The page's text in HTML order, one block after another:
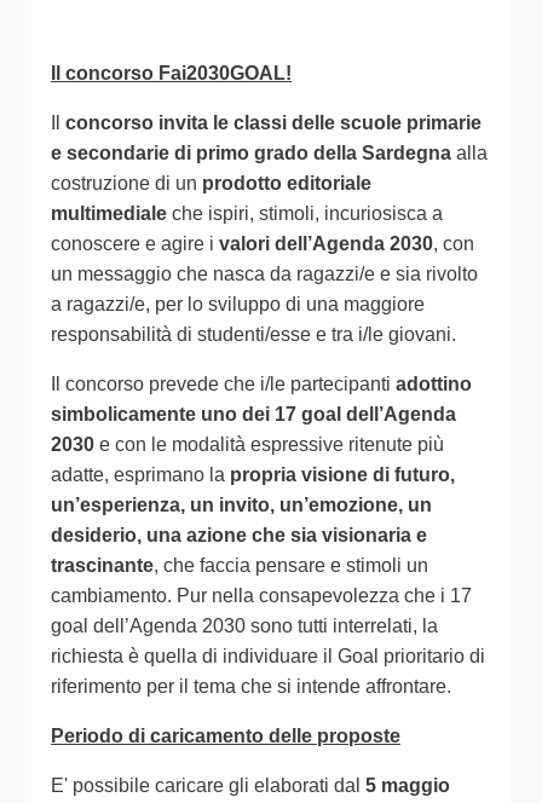
Il concorso Fai2030GOAL!
concorso invita le classi delle scuole primarie
e secondarie di primo grado della Sardegna alla
costruzione di un prodotto editoriale
multimediale che ispiri, stimoli, incuriosisca a
conoscere e agire i valori dell’Agenda 2030, con
un messaggio che nasca da ragazzi/e e sia rivolto
a ragazzi/e, per lo sviluppo di una maggiore
responsabilità di studenti/esse e tra i/le giovani.
Il concorso prevede che i/le partecipanti adottino
simbolicamente uno dei 17 goal dell’Agenda
2030 e con le modalità espressive ritenute più
adatte, esprimano la propria visione di futuro,
un’esperienza, un invito, un’emozione, un
desiderio, una azione che sia visionaria e
trascinante, che faccia pensare e stimoli un
cambiamento. Pur nella consapevolezza che i 17
goal dell’Agenda 2030 sono tutti interrelati, la
richiesta è quella di individuare il Goal prioritario di
riferimento per il tema che si intende affrontare.
Periodo di caricamento delle proposte
E' possibile caricare gli elaborati dal 5 maggio